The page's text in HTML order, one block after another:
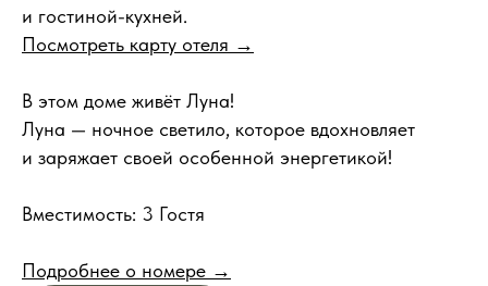
и гостиной-кухней.
Посмотреть карту отеля →
В этом доме живёт Луна!
Луна — ночное светило, которое вдохновляет
и заряжает своей особенной энергетикой!
Вместимость: 3 Гостя
Подробнее о номере →